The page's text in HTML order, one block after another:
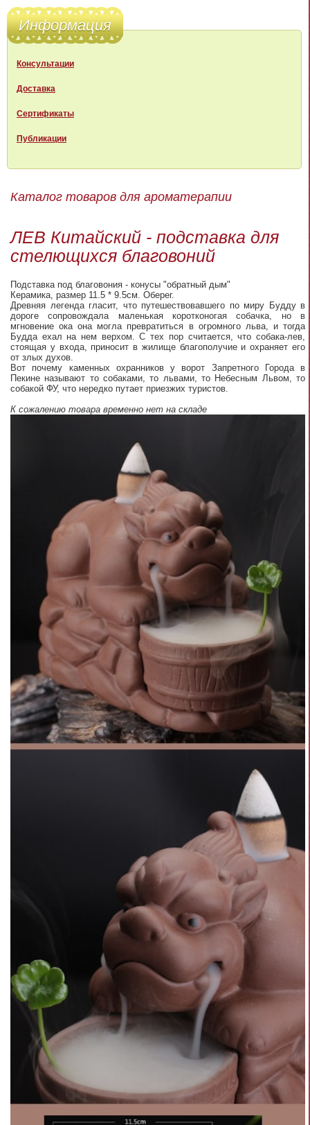
Информация
Консультации
Доставка
Сертификаты
Публикации
Каталог товаров для ароматерапии
ЛЕВ Китайский - подставка для
стелющихся благовоний
Подставка под благовония - конусы "обратный дым"
Керамика, размер 11.5 * 9.5см. Оберег.
Древняя легенда гласит, что путешествовавшего по миру Будду в
дороге сопровождала маленькая коротконогая собачка, но в
мгновение ока она могла превратиться в огромного льва, и тогда
Будда ехал на нем верхом. С тех пор считается, что собака-лев,
стоящая у входа, приносит в жилище благополучие и охраняет его
от злых духов.
Вот почему каменных охранников у ворот Запретного Города в
Пекине называют то собаками, то львами, то Небесным Львом, то
собакой ФУ, что нередко путает приезжих туристов.
К сожалению товара временно нет на складе